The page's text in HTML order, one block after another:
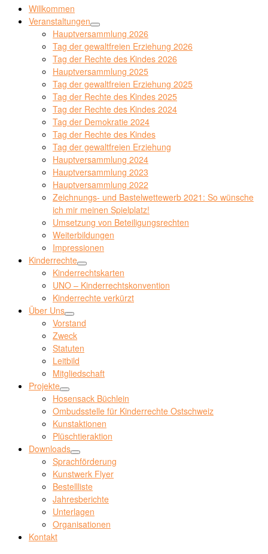
Willkommen
Veranstaltungen
Hauptversammlung 2026
Tag der gewaltfreien Erziehung 2026
Tag der Rechte des Kindes 2026
Hauptversammlung 2025
Tag der gewaltfreien Erziehung 2025
Tag der Rechte des Kindes 2025
Tag der Rechte des Kindes 2024
Tag der Demokratie 2024
Tag der Rechte des Kindes
Tag der gewaltfreien Erziehung
Hauptversammlung 2024
Hauptversammlung 2023
Hauptversammlung 2022
Zeichnungs- und Bastelwettewerb 2021: So wünsche
ich mir meinen Spielplatz!
Umsetzung von Beteiligungsrechten
Weiterbildungen
Impressionen
Kinderrechte
Kinderrechtskarten
UNO – Kinderrechtskonvention
Kinderrechte verkürzt
Über Uns
Vorstand
Zweck
Statuten
Leitbild
Mitgliedschaft
Projekte
Hosensack Büchlein
Ombudsstelle für Kinderrechte Ostschweiz
Kunstaktionen
Plüschtieraktion
Downloads
Sprachförderung
Kunstwerk Flyer
Bestellliste
Jahresberichte
Unterlagen
Organisationen
Kontakt